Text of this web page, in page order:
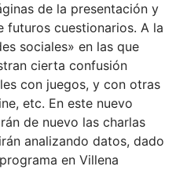
de la presentación y
futuros cuestionarios. A la
sociales» en las que
cierta confusión
con juegos, y con otras
etc. En este nuevo
de nuevo las charlas
analizando datos, dado
en Villena